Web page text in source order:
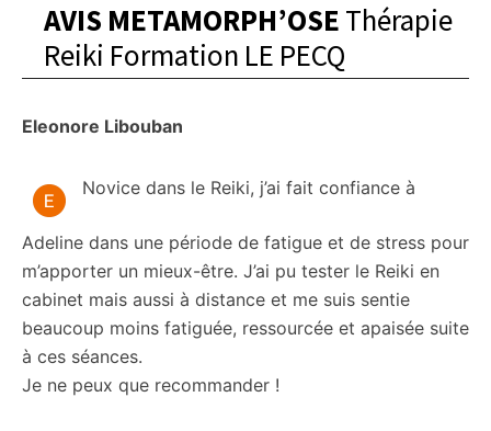
AVIS METAMORPH’OSE Thérapie
Reiki Formation LE PECQ
Eleonore Libouban
Novice dans le Reiki, j’ai fait confiance à
Adeline dans une période de fatigue et de stress pour
m’apporter un mieux-être. J’ai pu tester le Reiki en
cabinet mais aussi à distance et me suis sentie
beaucoup moins fatiguée, ressourcée et apaisée suite
à ces séances.
Je ne peux que recommander !